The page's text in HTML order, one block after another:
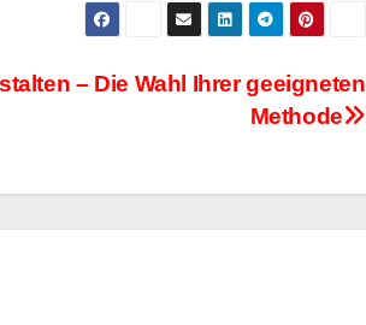
– Die Wahl Ihrer geeigneten
Methode